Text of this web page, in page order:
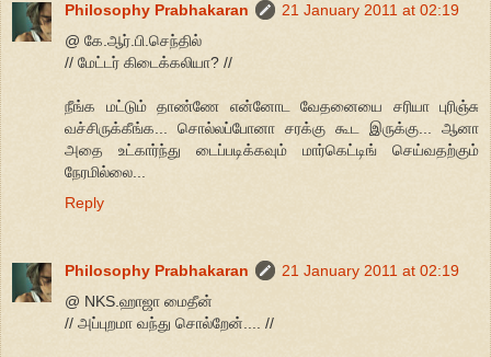
Philosophy Prabhakaran
21 January 2011 at 02:19
@ கே.ஆர்.பி.செந்தில்
// மேட்டர் கிடைக்கலியா? //
நீங்க மட்டும் தாண்ணே என்னோட வேதனையை சரியா புரிஞ்சு
வச்சிருக்கீங்க... சொல்லப்போனா சரக்கு கூட இருக்கு... ஆனா
அதை உட்கார்ந்து டைப்படிக்கவும் மார்கெட்டிங் செய்வதற்கும்
நேரமில்லை...
Reply
Philosophy Prabhakaran
21 January 2011 at 02:19
@ NKS.ஹாஜா மைதீன்
// அப்புறமா வந்து சொல்றேன்.... //